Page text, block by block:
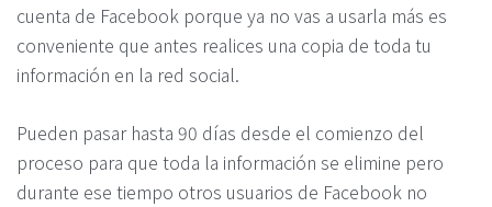
cuenta de Facebook porque ya no vas a usarla más es
conveniente que antes realices una copia de toda tu
información en la red social.
Pueden pasar hasta 90 días desde el comienzo del
proceso para que toda la información se elimine pero
durante ese tiempo otros usuarios de Facebook no